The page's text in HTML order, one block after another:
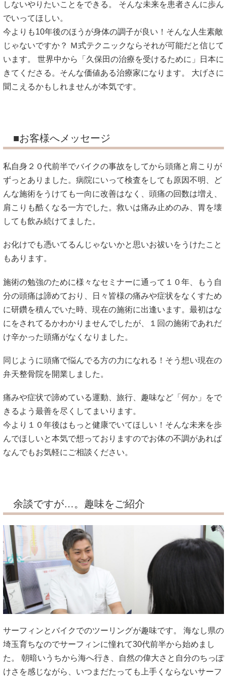
しないやりたいことをできる。 そんな未来を患者さんに歩ん
でいってほしい。
今よりも10年後のほうが身体の調子が良い！そんな人生素敵
じゃないですか？ Ｍ式テクニックならそれが可能だと信じて
います。 世界中から「久保田の治療を受けるために」日本に
きてくださる。そんな価値ある治療家になります。 大げさに
聞こえるかもしれませんが本気です。
■お客様へメッセージ
私自身２０代前半でバイクの事故をしてから頭痛と肩こりが
ずっとありました。病院にいって検査をしても原因不明、ど
んな施術をうけても一向に改善はなく、頭痛の回数は増え、
肩こりも酷くなる一方でした。救いは痛み止めのみ、胃を壊
しても飲み続けてました。
お化けでも憑いてるんじゃないかと思いお祓いをうけたこと
もあります。
施術の勉強のために様々なセミナーに通って１０年、もう自
分の頭痛は諦めており、日々皆様の痛みや症状をなくすため
に研鑽を積んでいた時、現在の施術に出逢います。最初はな
にをされてるかわかりませんでしたが、１回の施術であれだ
け辛かった頭痛がなくなりました。
同じように頭痛で悩んでる方の力になれる！そう想い現在の
弁天整骨院を開業しました。
痛みや症状で諦めている運動、旅行、趣味など「何か」をで
きるよう最善を尽くしてまいります。
今より１０年後はもっと健康でいてほしい！そんな未来を歩
んでほしいと本気で想っておりますのでお体の不調があれば
なんでもお気軽にご相談ください。
余談ですが…。趣味をご紹介
サーフィンとバイクでのツーリングが趣味です。 海なし県の
埼玉育ちなのでサーフィンに憧れて30代前半から始めまし
た。 朝暗いうちから海へ行き、自然の偉大さと自分のちっぽ
けさを感じながら、いつまだたっても上手くならないサーフ